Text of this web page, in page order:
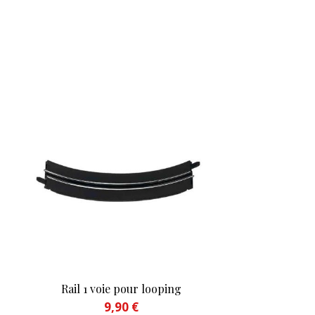
Rail 1 voie pour looping
9,90 €